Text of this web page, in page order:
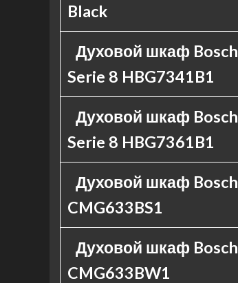
Black
Духовой шкаф Bosch
Serie 8 HBG7341B1
Духовой шкаф Bosch
Serie 8 HBG7361B1
Духовой шкаф Bosch
CMG633BS1
Духовой шкаф Bosch
CMG633BW1